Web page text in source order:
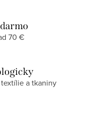
70 €
a tkaniny